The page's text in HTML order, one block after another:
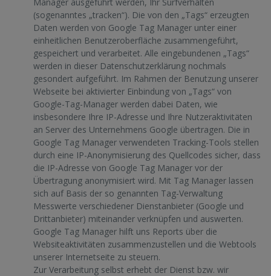
(sogenanntes „tracken“). Die von den „Tags“ erzeugten
Daten werden von Google Tag Manager unter einer
einheitlichen Benutzeroberfläche zusammengeführt,
gespeichert und verarbeitet. Alle eingebundenen „Tags“
werden in dieser Datenschutzerklärung nochmals
gesondert aufgeführt. Im Rahmen der Benutzung unserer
Webseite bei aktivierter Einbindung von „Tags“ von
Google-Tag-Manager werden dabei Daten, wie
insbesondere Ihre IP-Adresse und Ihre Nutzeraktivitäten
an Server des Unternehmens Google übertragen. Die in
Google Tag Manager verwendeten Tracking-Tools stellen
durch eine IP-Anonymisierung des Quellcodes sicher, dass
die IP-Adresse von Google Tag Manager vor der
Übertragung anonymisiert wird. Mit Tag Manager lassen
sich auf Basis der so genannten Tag-Verwaltung
Messwerte verschiedener Dienstanbieter (Google und
Drittanbieter) miteinander verknüpfen und auswerten.
Google Tag Manager hilft uns Reports über die
Websiteaktivitäten zusammenzustellen und die Webtools
unserer Internetseite zu steuern.
Zur Verarbeitung selbst erhebt der Dienst bzw. wir